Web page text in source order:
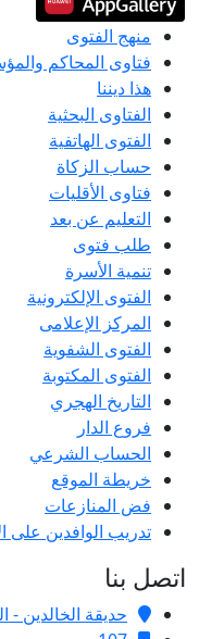
منهج الفتوى
فتاوى المحاكم
هذا ديننا
الفتاوى البحثية
الفتوى الهاتفية
حساب الزكاة
فتاوى الأقليات
التعليم عن بعد
طلب فتوى
تنمية الأسرة
الفتوى الإلكترونية
المركز الإعلامى
الفتوى الشفوية
الفتوى المكتوبة
التاريخ الهجري
فروع الدار
الحساب الشرعي
خريطة الموقع
فض المنازعات
تدريب الوافدين على
اتصل بنا
حديقة الخالدين -